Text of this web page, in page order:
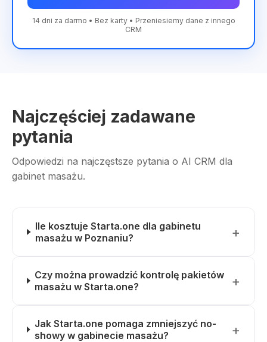
14 dni za darmo • Bez karty • Przeniesiemy dane z innego
CRM
Najczęściej zadawane
pytania
Odpowiedzi na najczęstsze pytania o AI CRM dla
gabinet masażu.
Ile kosztuje Starta.one dla gabinetu
masażu w Poznaniu?
Czy można prowadzić kontrolę pakietów
masażu w Starta.one?
Jak Starta.one pomaga zmniejszyć no-
showy w gabinecie masażu?